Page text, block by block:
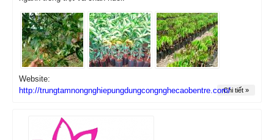
Website:
http://trungtamnongnghiepungdungcongnghecaobentre.com/Chi tiết »